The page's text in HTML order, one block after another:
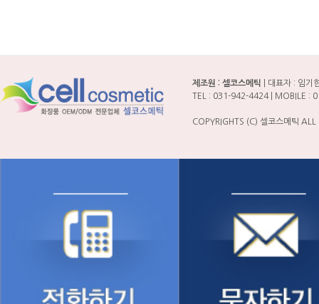
제조원 : 셀코스메틱 | 대표자 : 임
TEL : 031-942-4424 | MOBILE :
COPYRIGHTS (C) 셀코스메틱 ALL